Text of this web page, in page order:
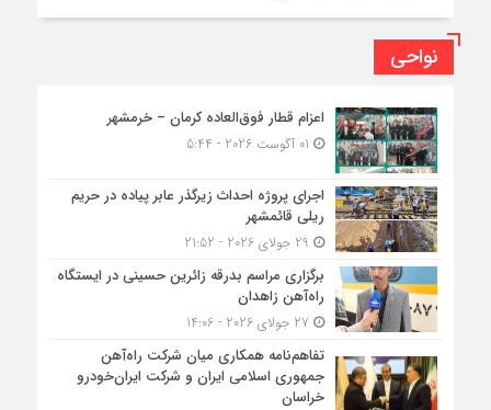
نواحی
اعزام قطار فوق‌العاده کرمان – خرمشهر
اجرای پروژه احداث زیرگذر عابر پیاده در حریم
ریلی قائمشهر
برگزاری مراسم بدرقه زائرین حسینی در ایستگاه
راه‌آهن زاهدان
تفاهم‌نامه همکاری میان شرکت راه‌آهن
جمهوری اسلامی ایران و شرکت ایران‌خودرو
خراسان